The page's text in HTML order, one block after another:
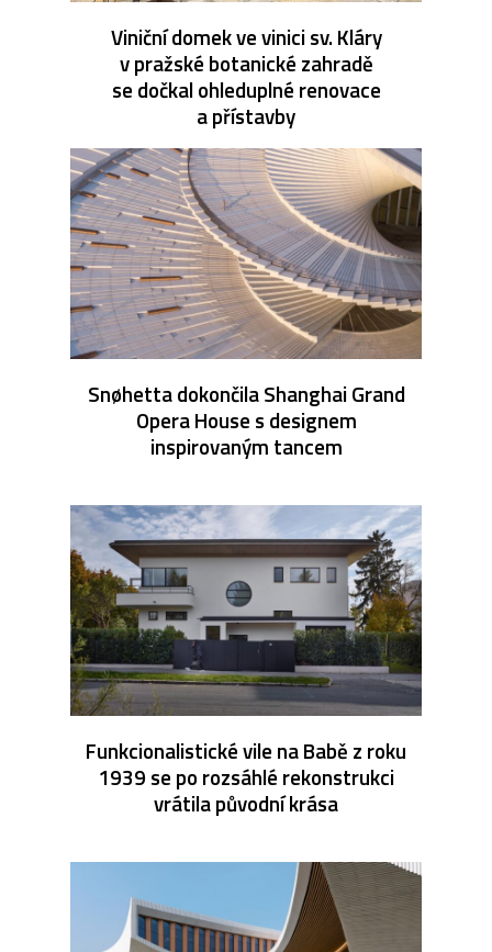
Viniční domek ve vinici sv. Kláry
v pražské botanické zahradě
se dočkal ohleduplné renovace
a přístavby
Snøhetta dokončila Shanghai Grand
Opera House s designem
inspirovaným tancem
Funkcionalistické vile na Babě z roku
1939 se po rozsáhlé rekonstrukci
vrátila původní krása